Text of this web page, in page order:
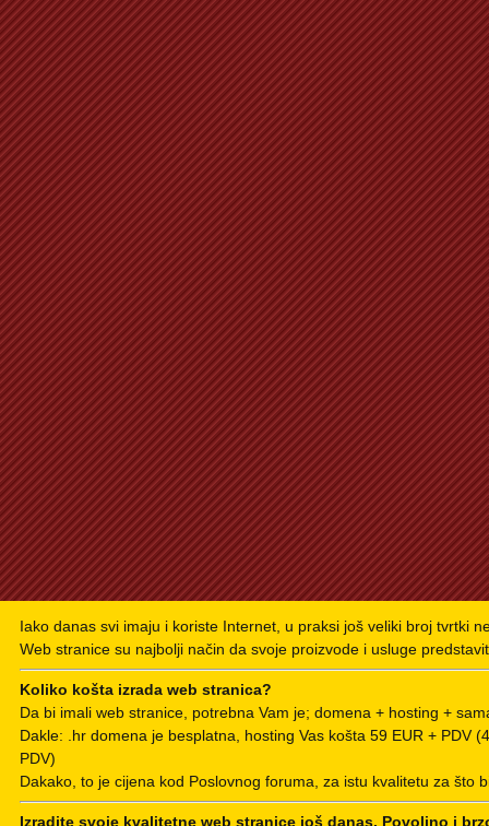
Iako danas svi imaju i koriste Internet, u praksi još veliki broj tvrtki
Web stranice su najbolji način da svoje proizvode i usluge
Koliko košta izrada web stranica?
Da bi imali web stranice, potrebna Vam je; domena + hosting +
Dakle: .hr domena je besplatna, hosting Vas košta 59 EUR + PDV
PDV)
Dakako, to je cijena kod Poslovnog foruma, za istu kvalitetu za što
Izradite svoje kvalitetne web stranice još danas. Povoljno i